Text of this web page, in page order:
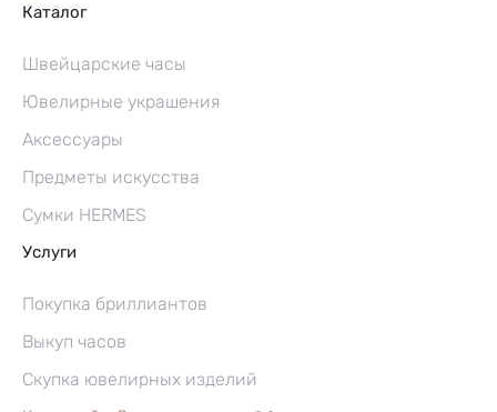
Каталог
Швейцарские часы
Ювелирные украшения
Аксессуары
Предметы искусства
Сумки HERMES
Услуги
Покупка бриллиантов
Выкуп часов
Скупка ювелирных изделий